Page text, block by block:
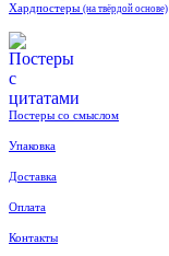
Хардпостеры (на твёрдой основе)
Постеры со смыслом
Упаковка
Доставка
Оплата
Контакты